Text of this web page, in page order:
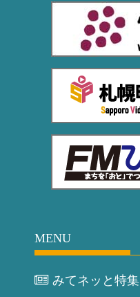
MENU
みてネッと特集